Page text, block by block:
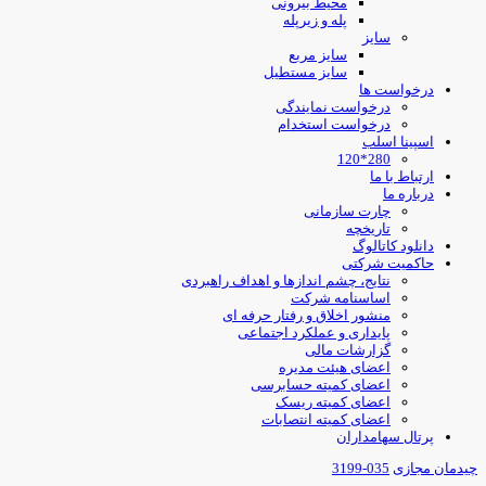
پله و زیرپله
سایز
سایز مربع
سایز مستطیل
درخواست ها
درخواست نمایندگی
درخواست استخدام
اسپینا اسلب
280*120
ارتباط با ما
درباره ما
چارت سازمانی
تاریخچه
دانلود کاتالوگ
حاکمیت شرکتی
نتایج، چشم اندازها و اهداف راهبردی
اساسنامه شرکت
منشور اخلاق و رفتار حرفه ای
پایداری و عملکرد اجتماعی
گزارشات مالی
اعضای هیئت مدیره
اعضای کمیته حسابرسی
اعضای کمیته ریسک
اعضای کمیته انتصابات
پرتال سهامداران
مجازی 035-3199